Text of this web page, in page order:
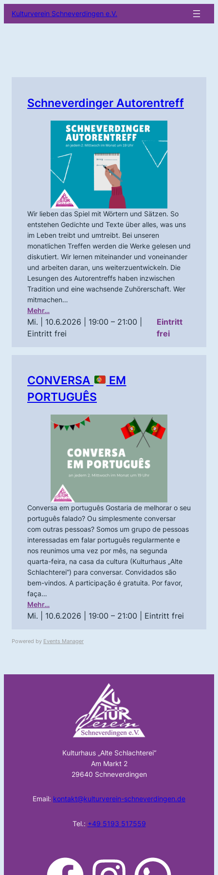
Inhalt
Kulturverein Schneverdingen e.V.
Schneverdinger Autorentreff
Wir lieben das Spiel mit Wörtern und Sätzen. So
entstehen Gedichte und Texte über alles, was uns
im Leben treibt und umtreibt. Bei unseren
monatlichen Treffen werden die Werke gelesen und
diskutiert. Wir lernen miteinander und voneinander
und arbeiten daran, uns weiterzuentwickeln. Die
Lesungen des Autorentreffs haben inzwischen
Tradition und eine wachsende Zuhörerschaft. Wer
mitmachen…
Mehr…
Mi. | 10.6.2026 | 19:00 – 21:00
Eintritt frei
Eintritt
frei
CONVERSA
EM
PORTUGUÊS
Conversa em português Gostaria de melhorar o seu
português falado? Ou simplesmente conversar
com outras pessoas? Somos um grupo de pessoas
interessadas em falar português regularmente e
nos reunimos uma vez por mês, na segunda
quarta-feira, na casa da cultura (Kulturhaus „Alte
Schlachterei“) para conversar. Convidados são
bem-vindos. A participação é gratuita. Por favor,
faça…
Mehr…
Mi. | 10.6.2026 | 19:00 – 21:00 | Eintritt frei
Powered by Events Manager
Kulturhaus „Alte Schlachterei“
Am Markt 2
29640 Schneverdingen
Email: kontakt@kulturverein-schneverdingen.de
Tel.: +49 5193 517559